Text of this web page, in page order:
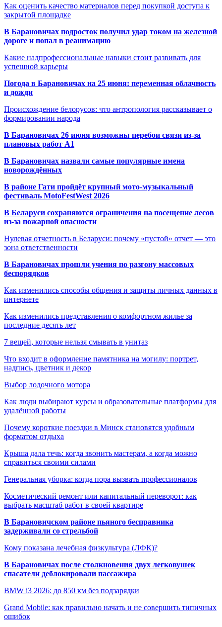
Как оценить качество материалов перед покупкой доступа к
закрытой площадке
В Барановичах подросток получил удар током на железной
дороге и попал в реанимацию
Какие надпрофессиональные навыки стоит развивать для
успешной карьеры
Погода в Барановичах на 25 июня: переменная облачность
и дожди
Происхождение белорусов: что антропология рассказывает о
формировании народа
В Барановичах 26 июня возможны перебои связи из-за
плановых работ A1
В Барановичах назвали самые популярные имена
новорождённых
В районе Гати пройдёт крупный мото-музыкальный
фестиваль MotoFestWest 2026
В Беларуси сохраняются ограничения на посещение лесов
из-за пожарной опасности
Нулевая отчетность в Беларуси: почему «пустой» отчет — это
зона ответственности
В Барановичах прошли учения по разгону массовых
беспорядков
Как изменились способы общения и защиты личных данных в
интернете
Как изменились представления о комфортном жилье за
последние десять лет
7 вещей, которые нельзя смывать в унитаз
Что входит в оформление памятника на могилу: портрет,
надпись, цветник и декор
Выбор лодочного мотора
Как люди выбирают курсы и образовательные платформы для
удалённой работы
Почему короткие поездки в Минск становятся удобным
форматом отдыха
Крыша дала течь: когда звонить мастерам, а когда можно
справиться своими силами
Генеральная уборка: когда пора вызвать профессионалов
Косметический ремонт или капитальный переворот: как
выбрать масштаб работ в своей квартире
В Барановичском районе пьяного бесправника
задерживали со стрельбой
Кому показана лечебная физкультура (ЛФК)?
В Барановичах после столкновения двух легковушек
спасатели деблокировали пассажира
BMW i3 2026: до 850 км без подзарядки
Grand Mobile: как правильно начать и не совершить типичных
ошибок